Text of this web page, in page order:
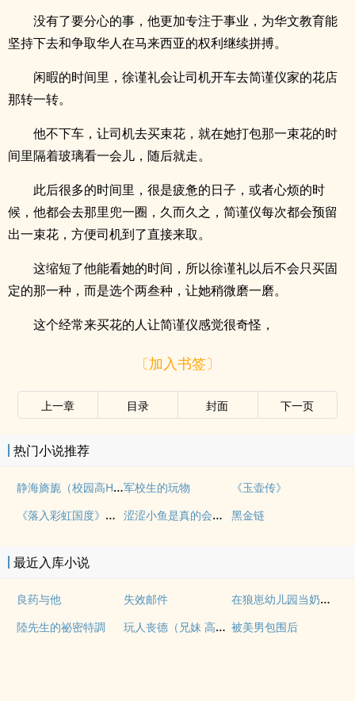
没有了要分心的事，他更加专注于事业，为华文教育能
坚持下去和争取华人在马来西亚的权利继续拼搏。
闲暇的时间里，徐谨礼会让司机开车去简谨仪家的花店
那转一转。
他不下车，让司机去买束花，就在她打包那一束花的时
间里隔着玻璃看一会儿，随后就走。
此后很多的时间里，很是疲惫的日子，或者心烦的时
候，他都会去那里兜一圈，久而久之，简谨仪每次都会预留
出一束花，方便司机到了直接来取。
这缩短了他能看她的时间，所以徐谨礼以后不会只买固
定的那一种，而是选个两叁种，让她稍微磨一磨。
这个经常来买花的人让简谨仪感觉很奇怪，
〔加入书签〕
上一章 目录 封面 下一页
热门小说推荐
静海旖旎（校园高H）军校生的玩物 《玉壶传》
《落入彩虹国度》穿越+西幻+言情 涩涩小鱼是真的会被干透 黑金链
最近入库小说
良药与他 失效邮件 在狼崽幼儿园当奶爸的日常
陸先生的祕密特調 玩人丧德（兄妹 高H） 被美男包围后